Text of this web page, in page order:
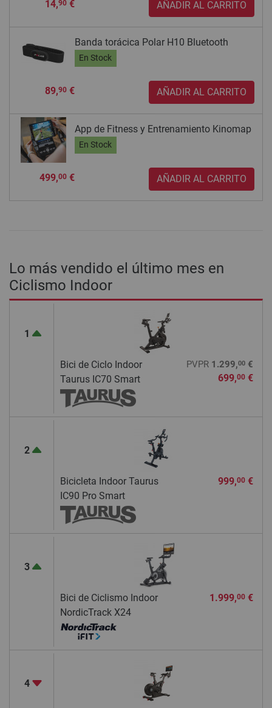
14,90€ AÑADIR AL CARRITO
Banda torácica Polar H10 Bluetooth
En Stock
89,90€ AÑADIR AL CARRITO
App de Fitness y Entrenamiento Kinomap
En Stock
499,00€ AÑADIR AL CARRITO
Lo más vendido el último mes en
Ciclismo Indoor
1
Bici de Ciclo Indoor
Taurus IC70 Smart
PVPR 1.299,00€
699,00€
2
Bicicleta Indoor Taurus
IC90 Pro Smart
999,00€
3
Bici de Ciclismo Indoor
NordicTrack X24
1.999,00€
4